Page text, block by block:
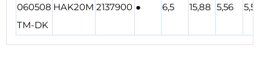
060508
TM-DK
HAK20M 2137900 ● 6,5 15,88 5,56 5,5